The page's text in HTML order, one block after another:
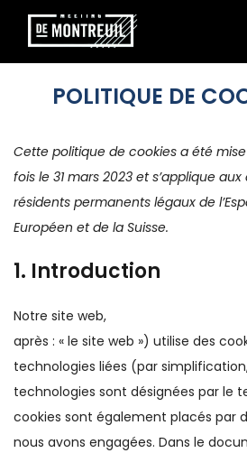
POLITIQUE DE
Cette politique de cookies a été
fois le 31 mars 2023 et s’applique
résidents permanents légaux de
Européen et de la Suisse.
1. Introduction
Notre site web,
après : « le site web ») utilise des
technologies liées (par
technologies sont désignées par le
cookies sont également placés par
nous avons engagées. Dans le